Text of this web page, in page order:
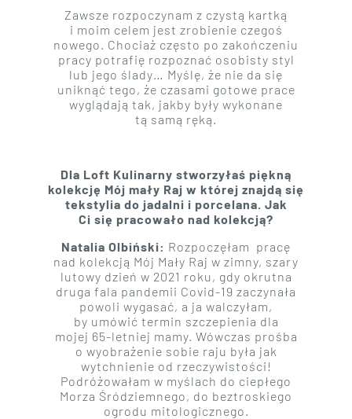
Zawsze rozpoczynam z czystą kartką
i moim celem jest zrobienie czegoś
nowego. Chociaż często po zakończeniu
pracy potrafię rozpoznać osobisty styl
lub jego ślady… Myślę, że nie da się
uniknąć tego, że czasami gotowe prace
wyglądają tak, jakby były wykonane
tą samą ręką.
Dla Loft Kulinarny stworzyłaś piękną
kolekcję Mój mały Raj w której znajdą się
tekstylia do jadalni i porcelana. Jak
Ci się pracowało nad kolekcją?
Natalia Olbiński: Rozpoczęłam pracę
nad kolekcją Mój Mały Raj w zimny, szary
lutowy dzień w 2021 roku, gdy okrutna
druga fala pandemii Covid-19 zaczynała
powoli wygasać, a ja walczyłam,
by umówić termin szczepienia dla
mojej 65-letniej mamy. Wówczas prośba
o wyobrażenie sobie raju była jak
wytchnienie od rzeczywistości!
Podróżowałam w myślach do ciepłego
Morza Śródziemnego, do beztroskiego
ogrodu mitologicznego.